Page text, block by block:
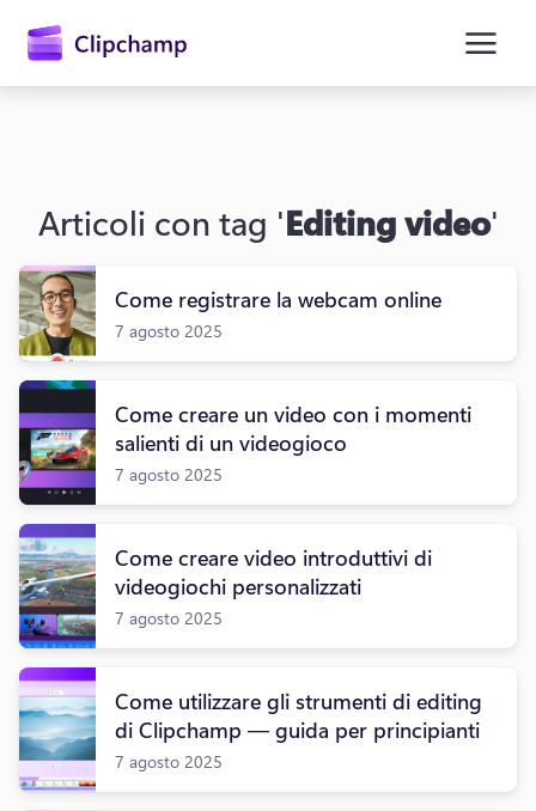
principale
Accedi
Provalo gratuitamente
Articoli con tag 'Editing video'
Come registrare la webcam online
7 agosto 2025
Come creare un video con i momenti
salienti di un videogioco
7 agosto 2025
Come creare video introduttivi di
videogiochi personalizzati
7 agosto 2025
Come utilizzare gli strumenti di editing
di Clipchamp — guida per principianti
7 agosto 2025